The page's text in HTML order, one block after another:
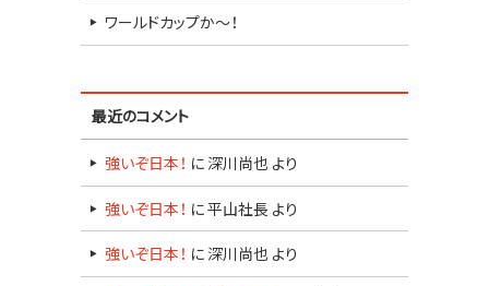
ワールドカップか～！
最近のコメント
強いぞ日本！ に 深川尚也 より
強いぞ日本！ に平山社長 より
強いぞ日本！ に 深川尚也 より